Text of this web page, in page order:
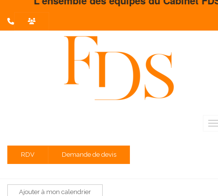
RDV Demande de devis
L'actualité du mois
TVA - Personnes bénéficiant du régime
Date limite de renonciation à l'option pour le paiement de la
l'expiration de la période d'option en cours). La dénonciation de
l'option doit être réalisée par écrit auprès de leur service des
Ajouter à mon calendrier